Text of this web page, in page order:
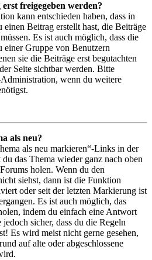
freigegeben werden?
kann entschieden haben, dass in
einen Beitrag erstellt hast, die Beiträge
Es ist auch möglich, dass die
Gruppe von Benutzern
sie die Beiträge erst begutachten
Seite sichtbar werden. Bitte
wenn du weitere
als neu?
als neu markieren“-Links in der
das Thema wieder ganz nach oben
holen. Wenn du den
siehst, dann ist die Funktion
oder seit der letzten Markierung ist
Es ist auch möglich, das
indem du einfach eine Antwort
sicher, dass du die Regeln
Es wird meist nicht gerne gesehen,
auf alte oder abgeschlossene